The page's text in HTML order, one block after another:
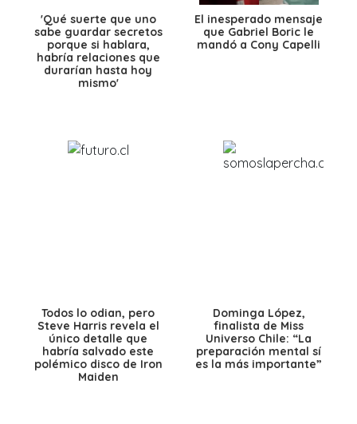
'Qué suerte que uno
sabe guardar secretos
porque si hablara,
habría relaciones que
durarían hasta hoy
mismo'
El inesperado mensaje
que Gabriel Boric le
mandó a Cony Capelli
Todos lo odian, pero
Steve Harris revela el
único detalle que
habría salvado este
polémico disco de Iron
Maiden
Dominga López,
finalista de Miss
Universo Chile: “La
preparación mental sí
es la más importante”